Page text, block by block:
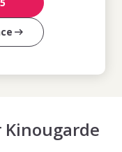
Kinougarde